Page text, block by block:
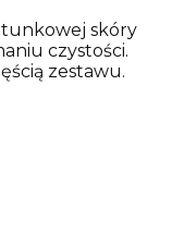
skóry
czystości.
zestawu.